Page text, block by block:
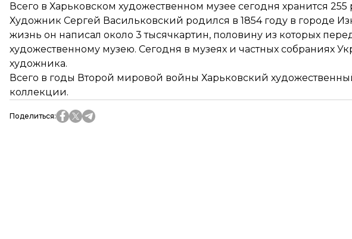
Всего в Харьковском художественном музее сегодня хранится 255
Художник Сергей Васильковский родился в 1854 году в городе
жизнь он написал около 3 тысячкартин, половину из которых
художественному музею. Сегодня в музеях и частных собраниях
художника.
Всего в годы Второй мировой войны Харьковский
коллекции.
Поделиться: